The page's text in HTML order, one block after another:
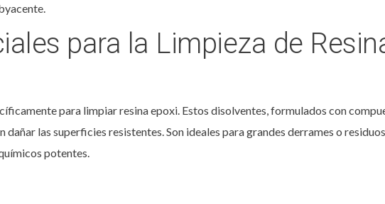
para la Limpieza de
para limpiar resina epoxi. Estos disolventes, formulados con
dañar las superficies resistentes. Son ideales para grandes derrames o
potentes.